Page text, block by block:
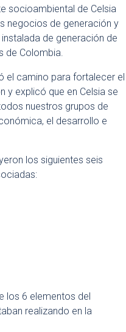
socioambiental de Celsia
negocios de generación y
de generación de
de Colombia.
el camino para fortalecer el
y explicó que en Celsia se
nuestros grupos de
el desarrollo e
los siguientes seis
los 6 elementos del
realizando en la